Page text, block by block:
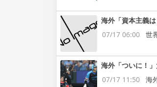
海外「資本主義
07/17 06:00
世
海外「ついに！
07/17 11:50
海